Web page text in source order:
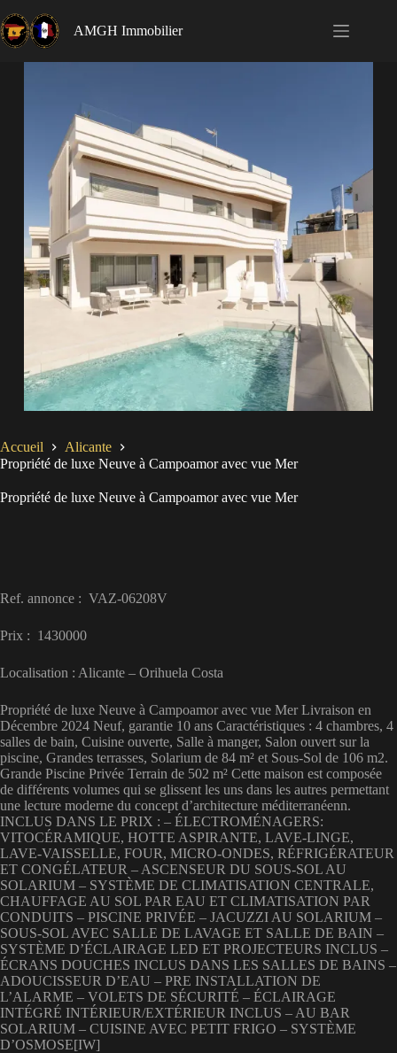
AMGH Immobilier
Accueil
Alicante
Propriété de luxe Neuve à Campoamor avec vue Mer
Propriété de luxe Neuve à Campoamor avec vue Mer
Ref. annonce : VAZ-06208V
Prix : 1430000
Localisation : Alicante – Orihuela Costa
Propriété de luxe Neuve à Campoamor avec vue Mer Livraison en
Décembre 2024 Neuf, garantie 10 ans Caractéristiques : 4 chambres, 4
salles de bain, Cuisine ouverte, Salle à manger, Salon ouvert sur la
piscine, Grandes terrasses, Solarium de 84 m² et Sous-Sol de 106 m2.
Grande Piscine Privée Terrain de 502 m² Cette maison est composée
de différents volumes qui se glissent les uns dans les autres permettant
une lecture moderne du concept d’architecture méditerranéenn.
INCLUS DANS LE PRIX : – ÉLECTROMÉNAGERS:
VITOCÉRAMIQUE, HOTTE ASPIRANTE, LAVE-LINGE,
LAVE-VAISSELLE, FOUR, MICRO-ONDES, RÉFRIGÉRATEUR
ET CONGÉLATEUR – ASCENSEUR DU SOUS-SOL AU
SOLARIUM – SYSTÈME DE CLIMATISATION CENTRALE,
CHAUFFAGE AU SOL PAR EAU ET CLIMATISATION PAR
CONDUITS – PISCINE PRIVÉE – JACUZZI AU SOLARIUM –
SOUS-SOL AVEC SALLE DE LAVAGE ET SALLE DE BAIN –
SYSTÈME D’ÉCLAIRAGE LED ET PROJECTEURS INCLUS –
ÉCRANS DOUCHES INCLUS DANS LES SALLES DE BAINS –
ADOUCISSEUR D’EAU – PRE INSTALLATION DE
L’ALARME – VOLETS DE SÉCURITÉ – ÉCLAIRAGE
INTÉGRÉ INTÉRIEUR/EXTÉRIEUR INCLUS – AU BAR
SOLARIUM – CUISINE AVEC PETIT FRIGO – SYSTÈME
D’OSMOSE[IW]